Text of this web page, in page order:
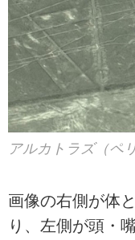
アルカトラズ（ペ
画像の右側が体
り、左側が頭・